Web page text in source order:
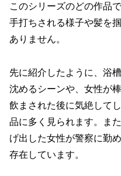
このシリーズのどの作品
手打ちされる様子や髪を
ありません。
先に紹介したように、浴
沈めるシーンや、女性が
飲まされた後に気絶して
品に多く見られます。ま
げ出した女性が警察に勤
存在しています。